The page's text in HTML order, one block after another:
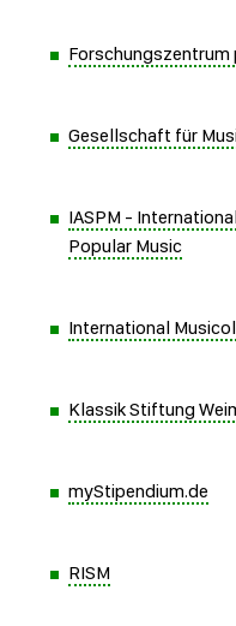
Forschungszentrum
Gesellschaft für
IASPM -
Popular Music
International
Klassik Stiftung
myStipendium.de
RISM